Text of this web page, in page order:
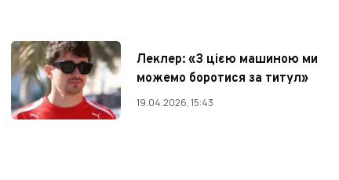
Леклер: «З цією машиною ми
можемо боротися за титул»
19.04.2026, 15:43